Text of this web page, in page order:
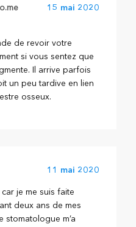
15 mai 2020
de revoir votre
si vous sentez que
Il arrive parfois
un peu tardive en lien
osseux.
11 mai 2020
je me suis faite
deux ans de mes
stomatologue m’a